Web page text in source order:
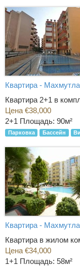
Квартира -
Квартира 2+1 в
Цена €38,000
2+1 Площадь: 90м²
Парковка Бассейн
Квартира -
Квартира в жилом
Цена €34,000
1+1 Площадь: 58м²